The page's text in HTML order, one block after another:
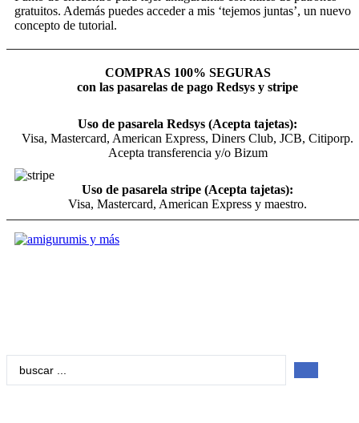
gratuitos. Además puedes acceder a mis ‘tejemos juntas’, un nuevo
concepto de tutorial.
COMPRAS 100% SEGURAS
con las pasarelas de pago Redsys y stripe
Uso de pasarela Redsys (Acepta tajetas):
Visa, Mastercard, American Express, Diners Club, JCB, Citiporp.
Acepta transferencia y/o Bizum
Uso de pasarela stripe (Acepta tajetas):
Visa, Mastercard, American Express y maestro.